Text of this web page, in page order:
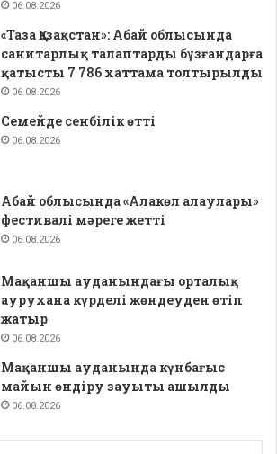
06.08.2026
«Таза Қазақстан»: Абай облысында
санитарлық талаптарды бұзғандарға
қатысты 7 786 хаттама толтырылды
06.08.2026
Семейде сенбілік өтті
06.08.2026
Абай облысында «Алакөл алаулары»
фестивалі мәреге жетті
06.08.2026
Мақаншы ауданындағы орталық
аурухана күрделі жөндеуден өтіп
жатыр
06.08.2026
Мақаншы ауданында күнбағыс
майын өндіру зауыты ашылды
06.08.2026